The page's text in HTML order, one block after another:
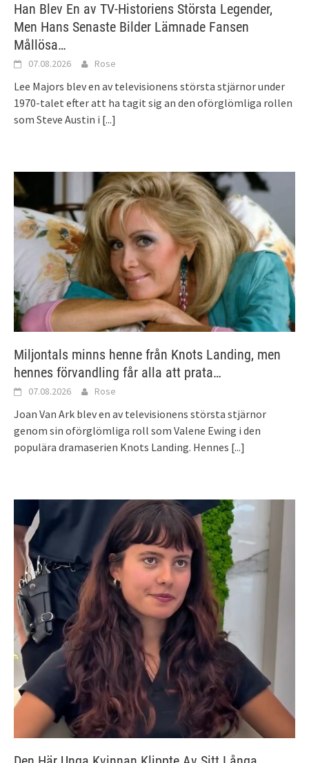
Han Blev En av TV-Historiens Största Legender,
Men Hans Senaste Bilder Lämnade Fansen
Mållösa…
07.08.2026 Rose
Lee Majors blev en av televisionens största stjärnor under
1970-talet efter att ha tagit sig an den oförglömliga rollen
som Steve Austin i [...]
Miljontals minns henne från Knots Landing, men
hennes förvandling får alla att prata…
07.08.2026 Rose
Joan Van Ark blev en av televisionens största stjärnor
genom sin oförglömliga roll som Valene Ewing i den
populära dramaserien Knots Landing. Hennes [...]